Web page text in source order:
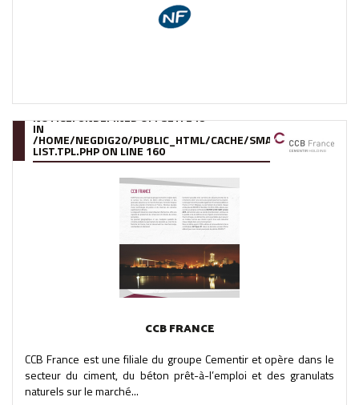
NOTICE: UNDEFINED OFFSET: 248
IN
/HOME/NEGDIG20/PUBLIC_HTML/CACHE/SMARTY/
LIST.TPL.PHPON LINE 160
CCB FRANCE
CCB France est une filiale du groupe Cementir et opère dans le
secteur du ciment, du béton prêt-à-l’emploi et des granulats
naturels sur le marché...